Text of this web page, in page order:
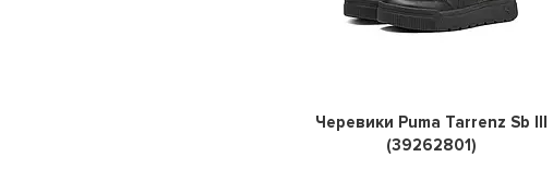
0
Черевики Puma Tarrenz Sb III
(39262801)